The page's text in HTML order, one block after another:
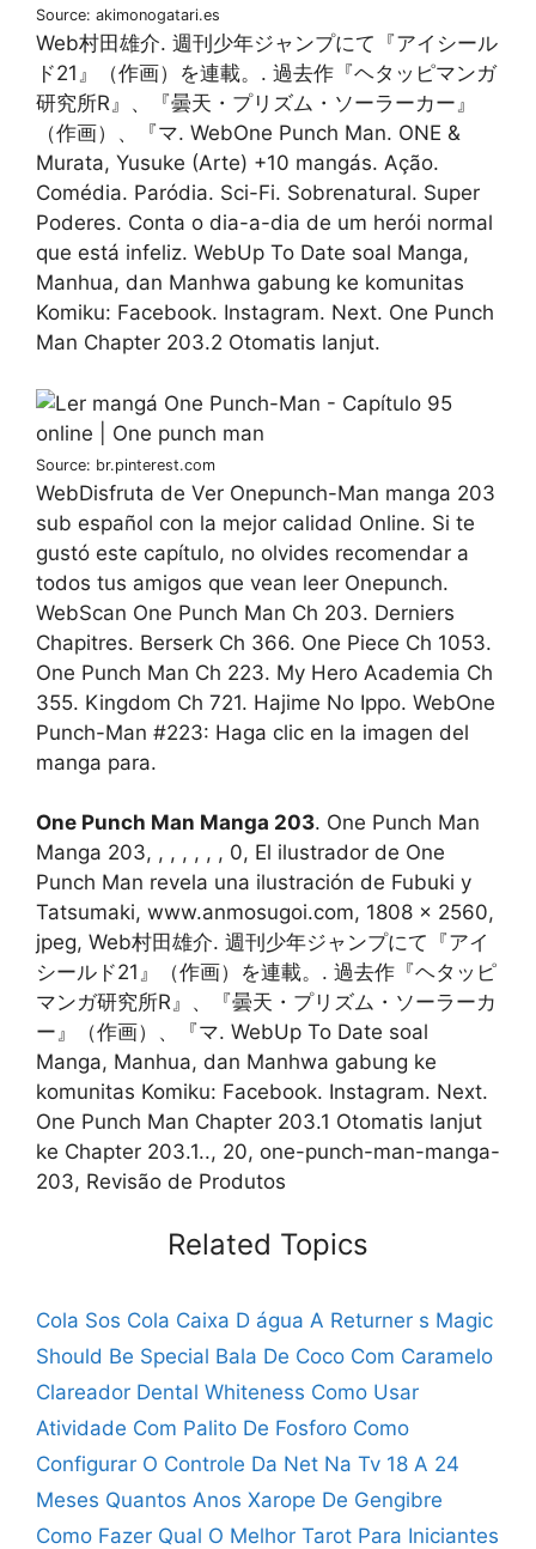
Source: akimonogatari.es
Web村田雄介. 週刊少年ジャンプにて『アイシール
ド21』（作画）を連載。. 過去作『ヘタッピマンガ
研究所R』、『曇天・プリズム・ソーラーカー』
（作画）、『マ. WebOne Punch Man. ONE &
Murata, Yusuke (Arte) +10 mangás. Ação.
Comédia. Paródia. Sci-Fi. Sobrenatural. Super
Poderes. Conta o dia-a-dia de um herói normal
que está infeliz. WebUp To Date soal Manga,
Manhua, dan Manhwa gabung ke komunitas
Komiku: Facebook. Instagram. Next. One Punch
Man Chapter 203.2 Otomatis lanjut.
Source: br.pinterest.com
WebDisfruta de Ver Onepunch-Man manga 203
sub español con la mejor calidad Online. Si te
gustó este capítulo, no olvides recomendar a
todos tus amigos que vean leer Onepunch.
WebScan One Punch Man Ch 203. Derniers
Chapitres. Berserk Ch 366. One Piece Ch 1053.
One Punch Man Ch 223. My Hero Academia Ch
355. Kingdom Ch 721. Hajime No Ippo. WebOne
Punch-Man #223: Haga clic en la imagen del
manga para.
One Punch Man Manga 203. One Punch Man
Manga 203, , , , , , , 0, El ilustrador de One
Punch Man revela una ilustración de Fubuki y
Tatsumaki, www.anmosugoi.com, 1808 x 2560,
jpeg, Web村田雄介. 週刊少年ジャンプにて『アイ
シールド21』（作画）を連載。. 過去作『ヘタッピ
マンガ研究所R』、『曇天・プリズム・ソーラーカ
ー』（作画）、『マ. WebUp To Date soal
Manga, Manhua, dan Manhwa gabung ke
komunitas Komiku: Facebook. Instagram. Next.
One Punch Man Chapter 203.1 Otomatis lanjut
ke Chapter 203.1.., 20, one-punch-man-manga-
203, Revisão de Produtos
Related Topics
Cola Sos Cola Caixa D água A Returner s Magic
Should Be Special Bala De Coco Com Caramelo
Clareador Dental Whiteness Como Usar
Atividade Com Palito De Fosforo Como
Configurar O Controle Da Net Na Tv 18 A 24
Meses Quantos Anos Xarope De Gengibre
Como Fazer Qual O Melhor Tarot Para Iniciantes